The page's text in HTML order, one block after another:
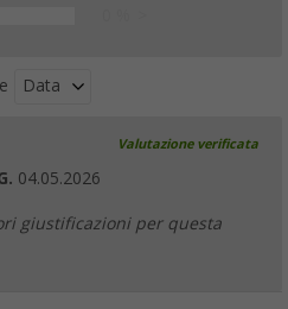
Data
Valutazione verificata
04.05.2026
giustificazioni per questa